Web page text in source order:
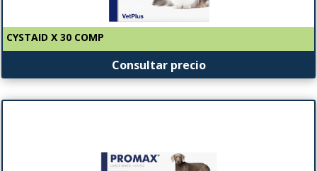
CYSTAID X 30 COMP
Consultar precio